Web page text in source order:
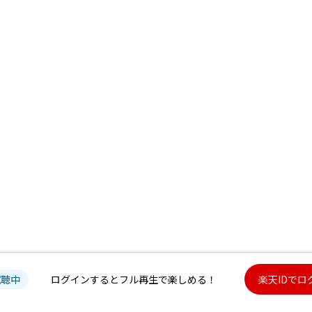
中 ログインするとフル再生で楽しめる！ 楽天IDでロ